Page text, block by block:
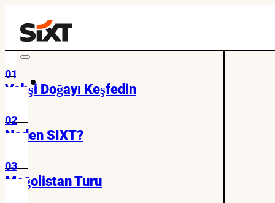
01
Vahşi Doğayı Keşfedin
02
Neden SIXT?
03
Moğolistan Turu